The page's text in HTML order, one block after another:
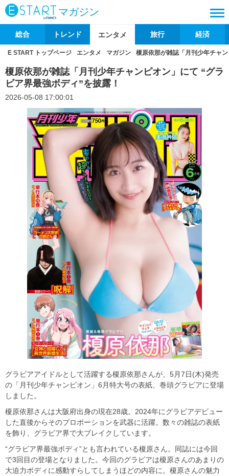
マガジン
総合 トレンド エンタメ 旅行 経済
E START トップページ エンタメ マガジン 榎原依那が雑誌「月刊少年チャ
榎原依那が雑誌「月刊少年チャンピオン」にて “グラ
ビア界最強ボディ”を披露！
2026-05-08 17:00:01
グラビアアイドルとして活躍する榎原依那さんが、5月7日(木)発売
の「月刊少年チャンピオン」6月特大号の表紙、巻頭グラビアに登場
しました。
榎原依那さんは大阪府出身の現在28歳。2024年にグラビアデビュー
した直後からそのプロポーションを武器に活躍。数々の雑誌の表紙
を飾り、グラビア界で大ブレイクしています。
“グラビア界最強ボディ”とも言われている榎原さん。同誌には今回
で3回目の登場となりました。今回のグラビアは榎原さんのあまりの
大迫力ボディに感動すらしてしまうほどの内容に。榎原さんの魅力